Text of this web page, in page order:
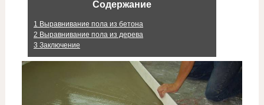
Содержание
1 Выравнивание пола из бетона
2 Выравнивание пола из дерева
3 Заключение